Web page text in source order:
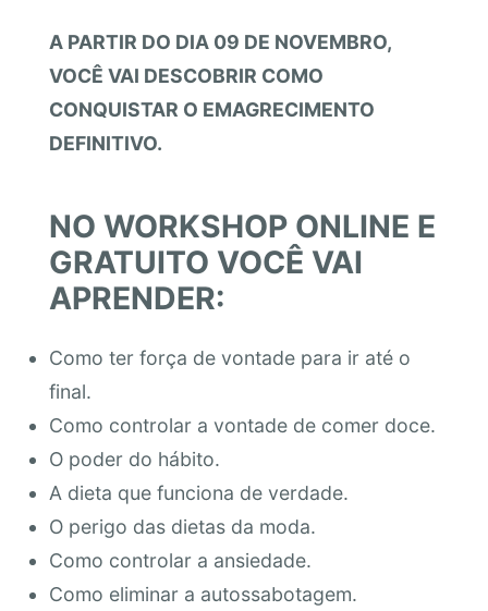
A PARTIR DO DIA 09 DE NOVEMBRO,
VOCÊ VAI DESCOBRIR COMO
CONQUISTAR O EMAGRECIMENTO
DEFINITIVO.
NO WORKSHOP ONLINE E
GRATUITO VOCÊ VAI
APRENDER:
Como ter força de vontade para ir até o
final.
Como controlar a vontade de comer doce.
O poder do hábito.
A dieta que funciona de verdade.
O perigo das dietas da moda.
Como controlar a ansiedade.
Como eliminar a autossabotagem.